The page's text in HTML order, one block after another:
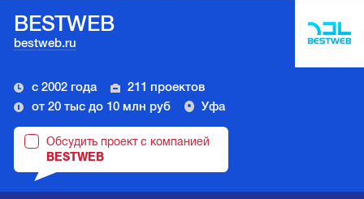
BESTWEB
bestweb.ru
с 2002 года
211 проектов
от 20 тыс до 10 млн руб
Уфа
Обсудить проект с компанией
BESTWEB